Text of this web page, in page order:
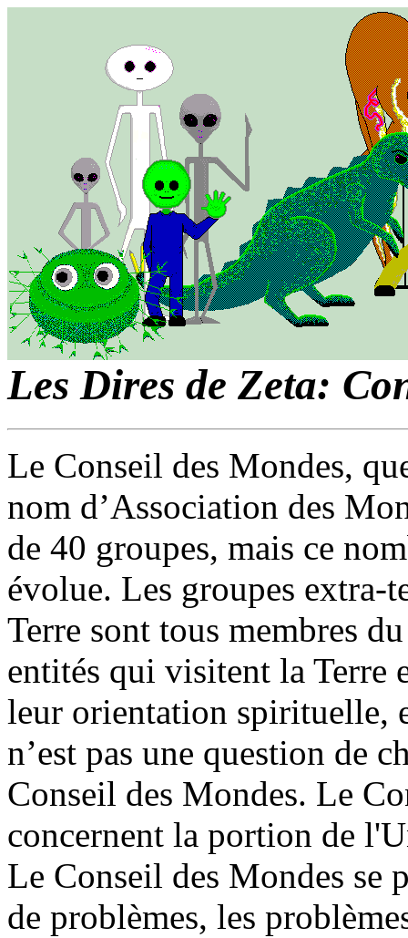
Les Dires de Zeta:
Le Conseil des Mondes,
nom d’Association des
de 40 groupes, mais ce
évolue. Les groupes extra-
Terre sont tous membres
entités qui visitent la Terre
leur orientation spirituelle,
n’est pas une question de
Conseil des Mondes. Le
concernent la portion de
Le Conseil des Mondes se
de problèmes, les